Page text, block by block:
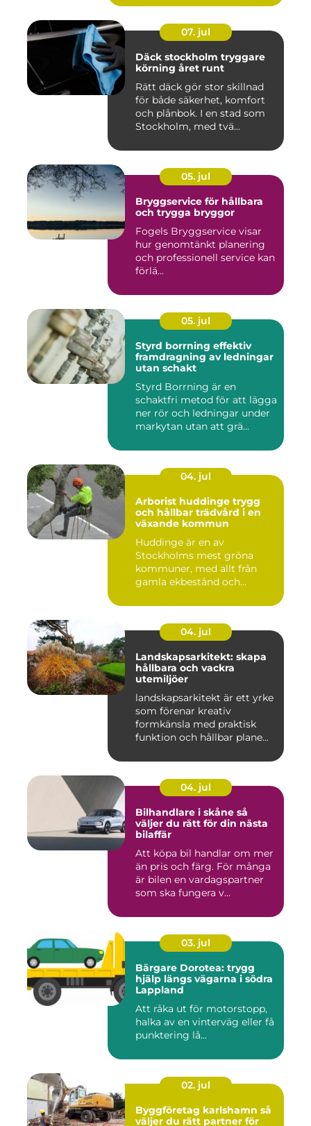
07. jul
Däck stockholm tryggare
körning året runt
Rätt däck gör stor skillnad
för både säkerhet, komfort
och plånbok. I en stad som
Stockholm, med tvä...
05. jul
Bryggservice för hållbara
och trygga bryggor
Fogels Bryggservice visar
hur genomtänkt planering
och professionell service kan
förlä...
05. jul
Styrd borrning effektiv
framdragning av ledningar
utan schakt
Styrd Borrning är en
schaktfri metod för att lägga
ner rör och ledningar under
markytan utan att grä...
04. jul
Arborist huddinge trygg
och hållbar trädvård i en
växande kommun
Huddinge är en av
Stockholms mest gröna
kommuner, med allt från
gamla ekbestånd och
04. jul
Landskapsarkitekt: skapa
hållbara och vackra
utemiljöer
landskapsarkitekt är ett yrke
som förenar kreativ
formkänsla med praktisk
funktion och hållbar plane...
04. jul
Bilhandlare i skåne så
väljer du rätt för din nästa
bilaffär
Att köpa bil handlar om mer
än pris och färg. För många
är bilen en vardagspartner
som ska fungera v...
03. jul
Bärgare Dorotea: trygg
hjälp längs vägarna i södra
Lappland
Att råka ut för motorstopp,
halka av en vinterväg eller få
punktering lå...
02. jul
Byggföretag karlshamn så
väljer du rätt partner för